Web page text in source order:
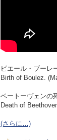
ピエール・ブーレ
Birth of Boulez.
ベートーヴェンの
Death of
(さらに…)